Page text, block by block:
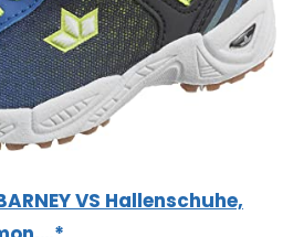
VS Hallenschuhe,